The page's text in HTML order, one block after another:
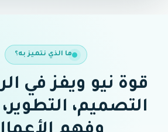
ما الذي نتميز به؟
قوة نيو ويفز في
التصميم، التطوير،